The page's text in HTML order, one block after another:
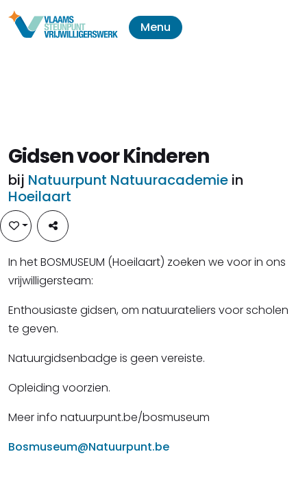
Menu
Gidsen voor Kinderen
bij Natuurpunt Natuuracademie in
Hoeilaart
In het BOSMUSEUM (Hoeilaart) zoeken we voor in ons
vrijwilligersteam:
Enthousiaste gidsen, om natuurateliers voor scholen
te geven.
Natuurgidsenbadge is geen vereiste.
Opleiding voorzien.
Meer info natuurpunt.be/bosmuseum
Bosmuseum@Natuurpunt.be